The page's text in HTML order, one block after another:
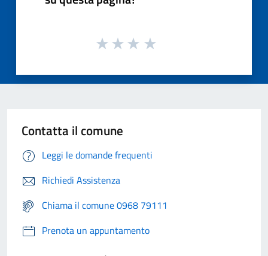
Contatta il comune
Leggi le domande frequenti
Richiedi Assistenza
Chiama il comune 0968 79111
Prenota un appuntamento